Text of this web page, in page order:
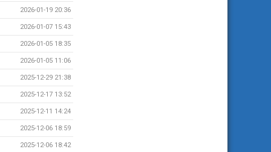
2026-01-19 20:36
2026-01-07 15:43
2026-01-05 18:35
2026-01-05 11:06
2025-12-29 21:38
2025-12-17 13:52
2025-12-11 14:24
2025-12-06 18:59
2025-12-06 18:42